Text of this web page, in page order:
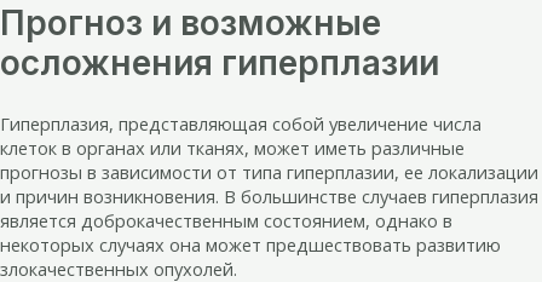
Прогноз и возможные
осложнения гиперплазии
Гиперплазия, представляющая собой увеличение числа
клеток в органах или тканях, может иметь различные
прогнозы в зависимости от типа гиперплазии, ее локализации
и причин возникновения. В большинстве случаев гиперплазия
является доброкачественным состоянием, однако в
некоторых случаях она может предшествовать развитию
злокачественных опухолей.